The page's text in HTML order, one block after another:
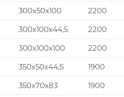
300x50x100
2200
300x100x44,5
2200
300x100x100
2200
350x50x44,5
1900
350x70x83
1900